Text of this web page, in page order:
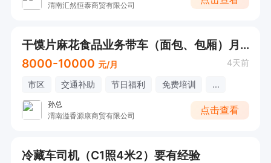
渭南汇然恒泰商贸有限公司
干馍片麻花食品业务带车（面包、包厢）月8000起
8000-10000 元/月 4天前
市区 交通补助 节日福利 免费培训 ...
孙总
渭南溢香源康商贸有限公司
点击查看
冷藏车司机（C1照4米2）要有经验